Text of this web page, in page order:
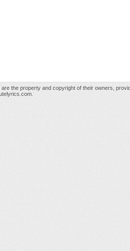
are the property and copyright of their owners,